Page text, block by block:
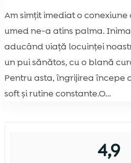
Am simțit imediat o
umed ne-a atins palma.
aducând viață locuinței
un pui sănătos, cu o blană
Pentru asta, îngrijirea începe
soft și rutine constante.O...
4,9